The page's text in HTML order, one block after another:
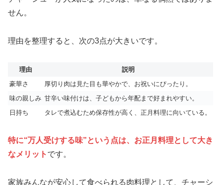
せん。
理由を整理すると、次の3点が大きいです。
理由
説明
豪華さ
厚切り肉は見た目も華やかで、お祝いにぴったり。
味の親しみ 甘辛い味付けは、子どもから年配まで好まれやすい。
日持ち
タレで煮込むため保存性が高く、正月料理に向いている。
特に“万人受けする味”という点は、お正月料理として大き
なメリット です。
家族みんなが安心して食べられる肉料理として、チャーシ